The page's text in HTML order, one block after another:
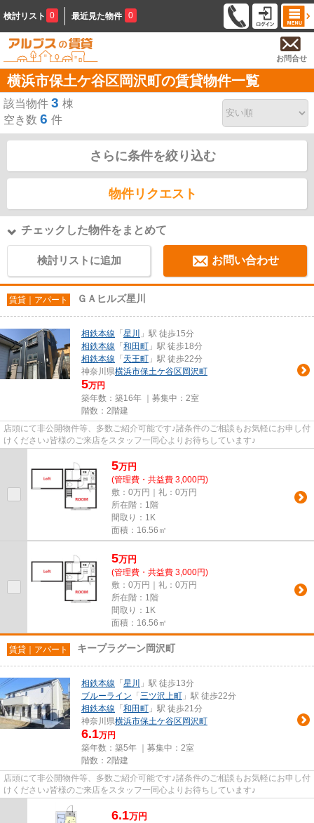
検討リスト 0 最近見た物件 0
お問合せ
横浜市保土ケ谷区岡沢町の賃貸物件一覧
該当物件 3 棟
空き数 6 件
さらに条件を絞り込む
物件リクエスト
チェックした物件をまとめて
検討リストに追加 お問い合わせ
賃貸｜アパート ＧＡヒルズ星川
相鉄本線 「 星川
」駅 徒歩15分
相鉄本線 「 和田町 」駅 徒歩18分
相鉄本線 「 天王町 」駅 徒歩22分
神奈川県横浜市保土ケ谷区 岡沢町
5万円
築年数：築16年 ｜募集中： 2室
階数：2階建
店頭にて非公開物件等、多数ご紹介可能です♪諸条件のご相談もお気軽にお申し付
けください♪皆様のご来店をスタッフ一同心よりお待ちしています♪
5万円
(管理費・共益費 3,000円)
敷：0万円｜礼：0万円
所在階：1階
間取り：1K
面積：16.56㎡
5万円
(管理費・共益費 3,000円)
敷：0万円｜礼：0万円
所在階：1階
間取り：1K
面積：16.56㎡
賃貸｜アパート キープラグーン岡沢町
相鉄本線 「 星川
」駅 徒歩13分
ブルーライン 「 三ツ沢上町 」駅 徒歩22分
相鉄本線 「 和田町 」駅 徒歩21分
神奈川県横浜市保土ケ谷区 岡沢町
6.1万円
築年数：築5年 ｜募集中： 2室
階数：2階建
店頭にて非公開物件等、多数ご紹介可能です♪諸条件のご相談もお気軽にお申し付
けください♪皆様のご来店をスタッフ一同心よりお待ちしています♪
6.1万円